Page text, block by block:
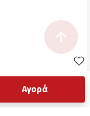
Αγορά